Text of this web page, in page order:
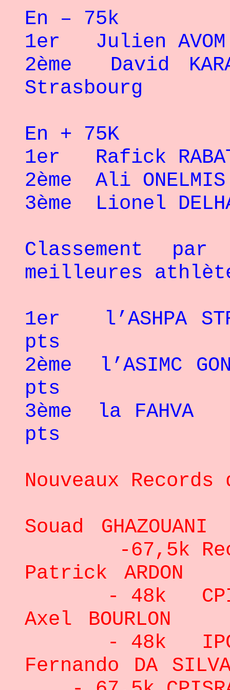
En – 75k
1er Julien AVOM
2ème David
Strasbourg
En + 75K
1er Rafick
2ème Ali
3ème Lionel
Classement
meilleures
1er l’ASHPA
pts
2ème l’ASIMC
pts
3ème la
pts
Nouveaux Records
Souad
-67,5k
Patrick
- 48k
Axel
- 48k IPC
Fernando